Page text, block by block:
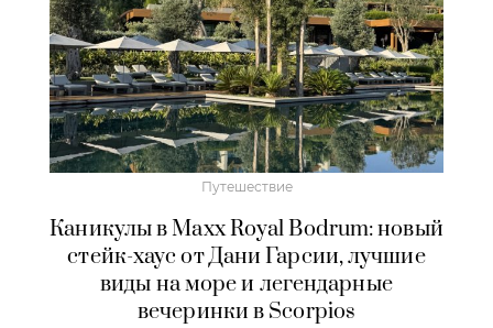
Путешествие
Каникулы в Maxx Royal Bodrum: новый
стейк-хаус от Дани Гарсии, лучшие
виды на море и легендарные
вечеринки в Scorpios